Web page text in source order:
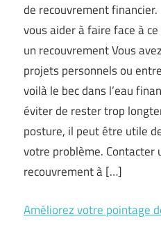
de recouvrement
vous aider à faire face à
un recouvrement Vous
projets personnels ou
voilà le bec dans l’eau
éviter de rester trop
posture, il peut être utile
votre problème. Contacter
recouvrement à […]
Améliorez votre pointage